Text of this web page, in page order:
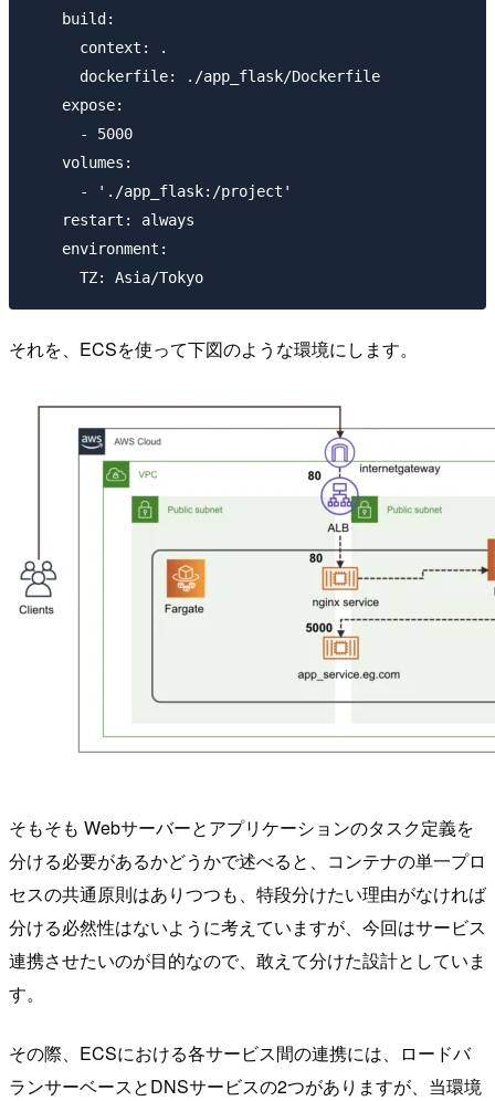
    build:
      context: .
      dockerfile: ./app_flask/Dockerfile
    expose:
      - 5000
    volumes:
      - './app_flask:/project'
    restart: always
    environment:
それを、ECSを使って下図のような環境にします。
そもそも Webサーバーとアプリケーションのタスク定義を
分ける必要があるかどうかで述べると、コンテナの単一プロ
セスの共通原則はありつつも、特段分けたい理由がなければ
分ける必然性はないように考えていますが、今回はサービス
連携させたいのが目的なので、敢えて分けた設計としていま
す。
その際、ECSにおける各サービス間の連携には、ロードバ
ランサーベースとDNSサービスの2つがありますが、当環境